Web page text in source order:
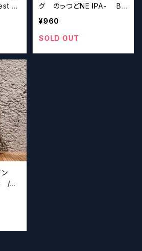
C
グ のっつどNE IPA- Be
Easy Brewing NOTTS
ル】
¥960
SOLD OUT
/
Pa